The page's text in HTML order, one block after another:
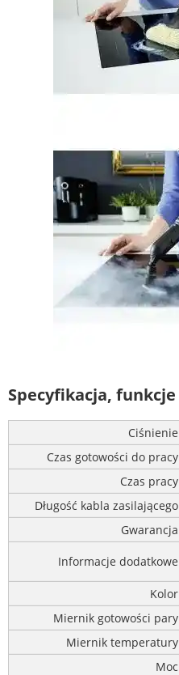
Specyfikacja, funkcje
Ciśnienie
Czas gotowości do pracy
Czas pracy
Długość kabla zasilającego
Gwarancja
Informacje dodatkowe
Kolor
Miernik gotowości pary
Miernik temperatury
Moc